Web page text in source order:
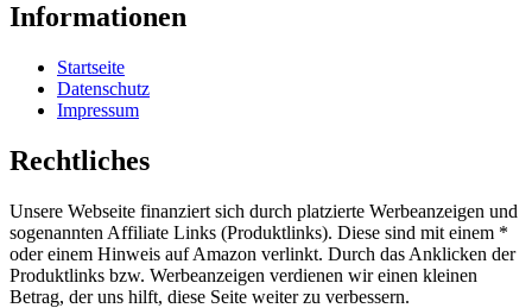
Informationen
Startseite
Datenschutz
Impressum
Rechtliches
Unsere Webseite finanziert sich durch platzierte Werbeanzeigen und
sogenannten Affiliate Links (Produktlinks). Diese sind mit einem *
oder einem Hinweis auf Amazon verlinkt. Durch das Anklicken der
Produktlinks bzw. Werbeanzeigen verdienen wir einen kleinen
Betrag, der uns hilft, diese Seite weiter zu verbessern.